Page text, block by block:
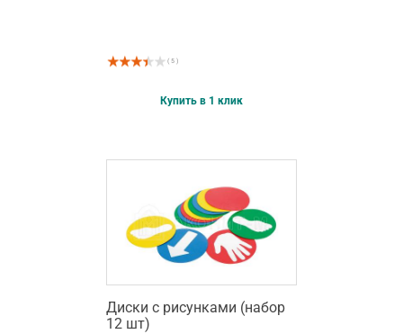
( 5 )
Купить в 1 клик
Диски с рисунками (набор
12 шт)